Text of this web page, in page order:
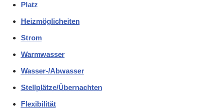
Platz
Heizmöglicheiten
Strom
Warmwasser
Wasser-/Abwasser
Stellplätze/Übernachten
Flexibilität